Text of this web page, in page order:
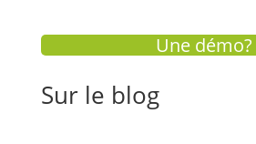
Une démo?
Sur le blog